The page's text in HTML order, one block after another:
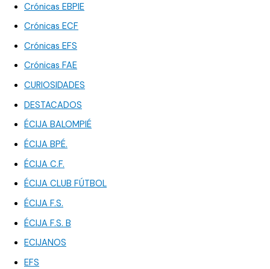
Crónicas EBPIE
Crónicas ECF
Crónicas EFS
Crónicas FAE
CURIOSIDADES
DESTACADOS
ÉCIJA BALOMPIÉ
ÉCIJA BPÉ.
ÉCIJA C.F.
ÉCIJA CLUB FÚTBOL
ÉCIJA F.S.
ÉCIJA F.S. B
ECIJANOS
EFS